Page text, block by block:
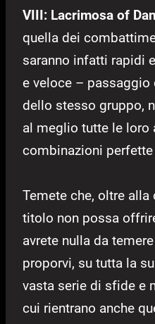
VIII: Lacrimosa of
quella dei
saranno infatti rapidi
e veloce – passaggio
dello stesso gruppo,
al meglio tutte le loro
combinazioni
Temete che, oltre
titolo non possa
avrete nulla da
proporvi, su tutta la
vasta serie di sfide e
cui rientrano anche